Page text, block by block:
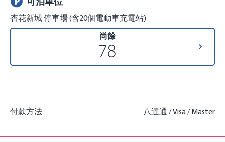
杏花新城 停車場 (含20個電動車充電站)
尚餘
78
付款方法 八達通 / Visa / Master